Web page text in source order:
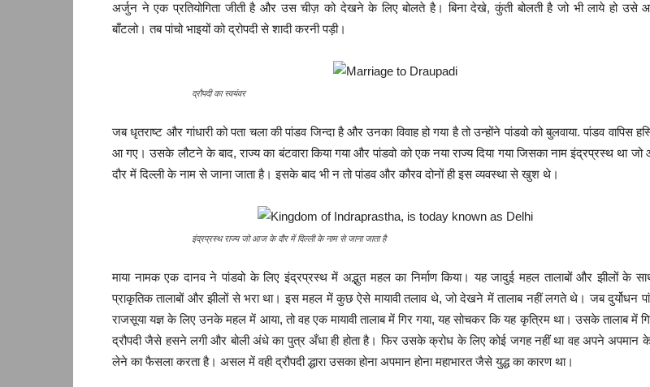
अर्जुन ने एक प्रतियोगिता जीती है और उस चीज़ को देखने के लिए बोलते है। बिना देखे, कुंती बोलती है जो भी लाये हो उसे
बाँटलो। तब पांचो भाइयों को द्रोपदी से शादी करनी पड़ी।
द्रौपदी का स्वयंवर
जब धृतराष्ट और गांधारी को पता चला की पांडव जिन्दा है और उनका विवाह हो गया है तो उन्होंने पांडवो को बुलवाया. पांडव वापिस
आ गए। उसके लौटने के बाद, राज्य का बंटवारा किया गया और पांडवो को एक नया राज्य दिया गया जिसका नाम इंद्रप्रस्थ था
दौर में दिल्ली के नाम से जाना जाता है। इसके बाद भी न तो पांडव और कौरव दोनों ही इस व्यवस्था से खुश थे।
इंद्रप्रस्थ राज्य जो आज के दौर में दिल्ली के नाम से जाना जाता है
माया नामक एक दानव ने पांडवो के लिए इंद्रप्रस्थ में अद्भुत महल का निर्माण किया। यह जादुई महल तालाबों और झीलों के
प्राकृतिक तालाबों और झीलों से भरा था। इस महल में कुछ ऐसे मायावी तलाव थे, जो देखने में तालाब नहीं लगते थे। जब दुर्योधन
राजसूया यज्ञ के लिए उनके महल में आया, तो वह एक मायावी तालाब में गिर गया, यह सोचकर कि यह कृत्रिम था। उसके तालाब में
द्रौपदी जैसे हसने लगी और बोली अंधे का पुत्र अँधा ही होता है। फिर उसके क्रोध के लिए कोई जगह नहीं था वह अपने अपमान
लेने का फैसला करता है। असल में वही द्रौपदी द्धारा उसका होना अपमान होना महाभारत जैसे युद्ध का कारण था।